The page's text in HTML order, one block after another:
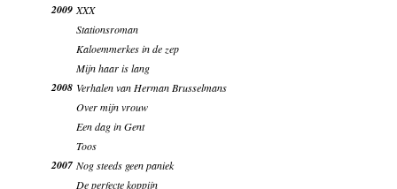
2009 XXX
Stationsroman
Kaloemmerkes in de zep
Mijn haar is lang
2008 Verhalen van Herman Brusselmans
Over mijn vrouw
Een dag in Gent
Toos
2007 Nog steeds geen paniek
De perfecte koppijn